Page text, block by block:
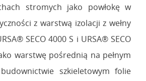
stromych jako powłokę w
z warstwą izolacji z wełny
SECO 4000 S i URSA® SECO
warstwę pośrednią na pełnym
szkieletowym folie